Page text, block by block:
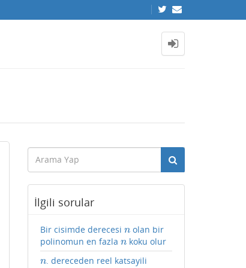
İlgili sorular
Bir cisimde derecesi n
n olan bir
polinomun en fazla n
n koku olur
n
n. dereceden reel katsayili